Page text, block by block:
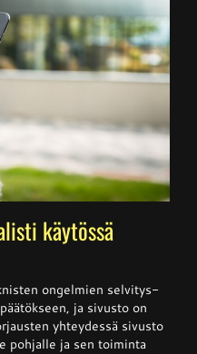
käytössä
ongelmien selvitys-
ja sivusto on
yhteydessä sivusto
pohjalle ja sen toiminta